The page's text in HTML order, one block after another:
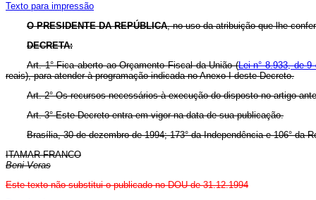
Texto para impressão
O PRESIDENTE DA REPÚBLICA, no uso da atribuição que lhe
DECRETA:
Art. 1° Fica aberto ao Orçamento Fiscal da União (Lei n° 8.933, de 9
reais), para atender à programação indicada no Anexo I deste Decreto.
Art. 2° Os recursos necessários à execução do disposto no artigo
Art. 3° Este Decreto entra em vigor na data de sua publicação.
Brasília, 30 de dezembro de 1994; 173° da Independência e 106° da
ITAMAR FRANCO
Beni Veras
Este texto não substitui o publicado no DOU de 31.12.1994